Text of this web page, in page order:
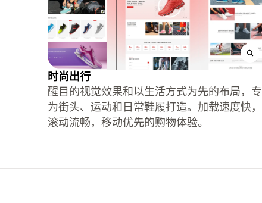
时尚出行
醒目的视觉效果和以生活方式为先的布局，专
为街头、运动和日常鞋履打造。加载速度快，
滚动流畅，移动优先的购物体验。